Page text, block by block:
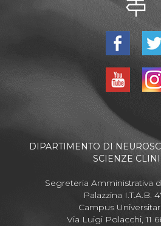
DIPARTIMENTO DI
SCIENZE
Segreteria Amministrativa
Palazzina I.T.A.B.
Campus
Via Luigi Polacchi, 11